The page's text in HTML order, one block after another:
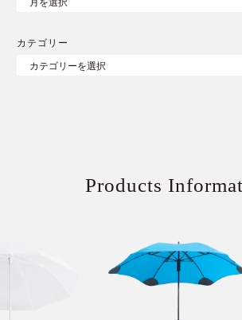
カテゴリー
Products